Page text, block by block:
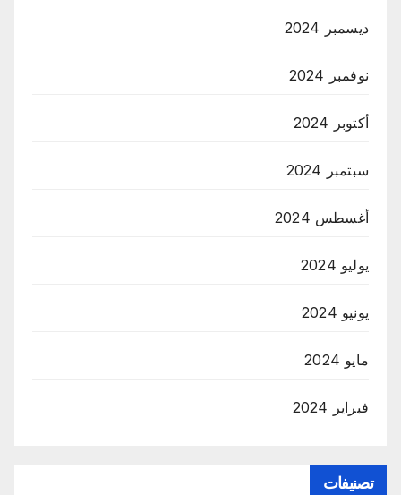
ديسمبر 2024
نوفمبر 2024
أكتوبر 2024
سبتمبر 2024
أغسطس 2024
يوليو 2024
يونيو 2024
مايو 2024
فبراير 2024
تصنيفات